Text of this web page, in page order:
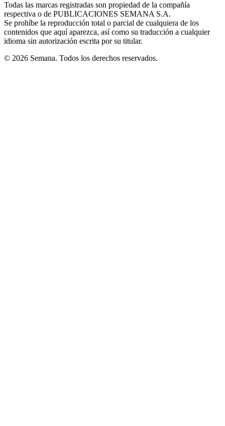
new
window
Todas las marcas registradas son propiedad de la compañía
respectiva o de PUBLICACIONES SEMANA S.A.
Se prohíbe la reproducción total o parcial de cualquiera de los
contenidos que aquí aparezca, así como su traducción a cualquier
idioma sin autorización escrita por su titular.
© 2026 Semana. Todos los derechos reservados.